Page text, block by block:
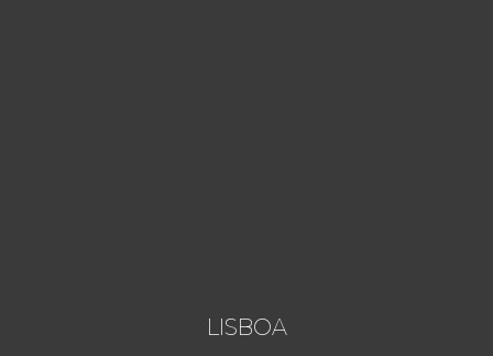
LISBOA